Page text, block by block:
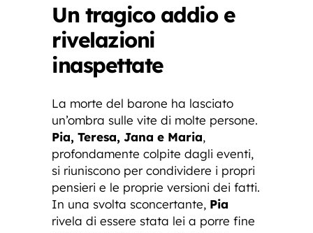
Un tragico addio e
rivelazioni
inaspettate
La morte del barone ha lasciato
un’ombra sulle vite di molte persone.
Pia, Teresa, Jana e Maria,
profondamente colpite dagli eventi,
si riuniscono per condividere i propri
pensieri e le proprie versioni dei fatti.
In una svolta sconcertante, Pia
rivela di essere stata lei a porre fine